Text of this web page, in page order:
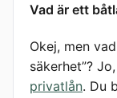
Vad är ett
Okej, men
säkerhet”?
privatlån. Du